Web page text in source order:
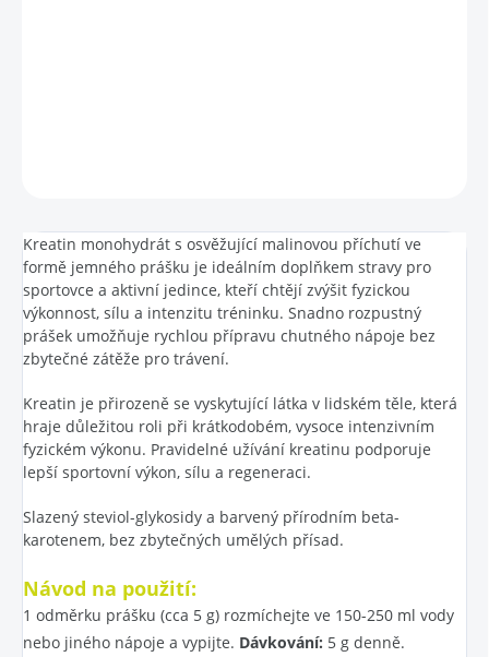
Kreatin monohydrát s osvěžující malinovou příchutí ve
formě jemného prášku je ideálním doplňkem stravy pro
sportovce a aktivní jedince, kteří chtějí zvýšit fyzickou
výkonnost, sílu a intenzitu tréninku. Snadno rozpustný
prášek umožňuje rychlou přípravu chutného nápoje bez
zbytečné zátěže pro trávení.
Kreatin je přirozeně se vyskytující látka v lidském těle, která
hraje důležitou roli při krátkodobém, vysoce intenzivním
fyzickém výkonu. Pravidelné užívání kreatinu podporuje
lepší sportovní výkon, sílu a regeneraci.
Slazený steviol-glykosidy a barvený přírodním beta-
karotenem, bez zbytečných umělých přísad.
Návod na použití:
1 odměrku prášku (cca 5 g) rozmíchejte ve 150-250 ml vody
nebo jiného nápoje a vypijte. Dávkování: 5 g denně.